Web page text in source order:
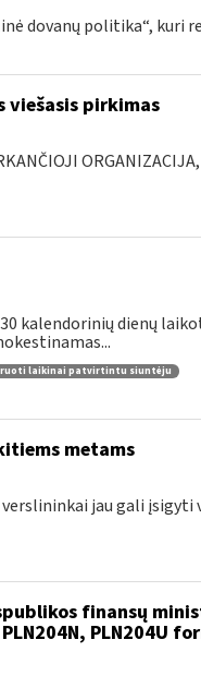
dovanų politika“, kuri
pirkimas
ORGANIZACIJA,
kalendorinių dienų
laikinai patvirtintu siuntėju
metams
jau gali įsigyti
finansų
PLN204U